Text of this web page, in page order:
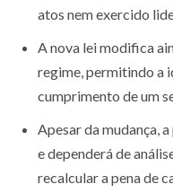
atos nem exercido
A nova lei modifica
regime, permitindo a
cumprimento de um
Apesar da mudança,
e dependerá de
recalcular a pena de